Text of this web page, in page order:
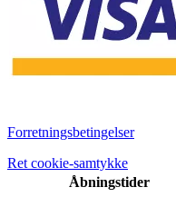
Forretningsbetingelser
Ret cookie-samtykke
Åbningstider